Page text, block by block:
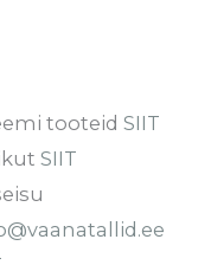
tooteidSIIT
SIIT